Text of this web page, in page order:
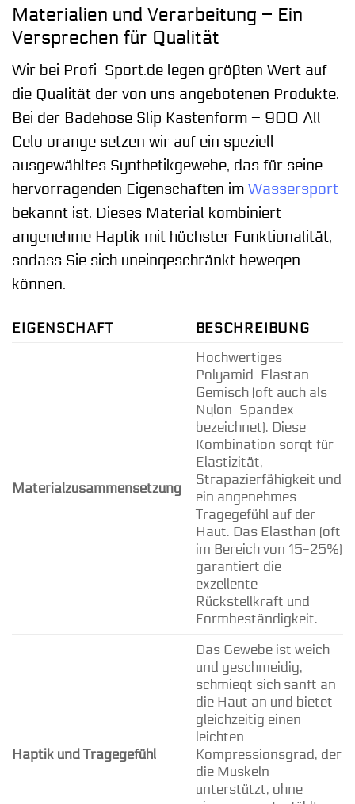
Materialien und Verarbeitung – Ein
Versprechen für Qualität
Wir bei Profi-Sport.de legen größten Wert auf
die Qualität der von uns angebotenen Produkte.
Bei der Badehose Slip Kastenform – 900 All
Celo orange setzen wir auf ein speziell
ausgewähltes Synthetikgewebe, das für seine
hervorragenden Eigenschaften im Wassersport
bekannt ist. Dieses Material kombiniert
angenehme Haptik mit höchster Funktionalität,
sodass Sie sich uneingeschränkt bewegen
können.
EIGENSCHAFT BESCHREIBUNG
Materialzusammensetzung
Hochwertiges
Polyamid-Elastan-
Gemisch (oft auch als
Nylon-Spandex
bezeichnet). Diese
Kombination sorgt für
Elastizität,
Strapazierfähigkeit und
ein angenehmes
Tragegefühl auf der
Haut. Das Elasthan (oft
im Bereich von 15-25%)
garantiert die
exzellente
Rückstellkraft und
Formbeständigkeit.
Haptik und Tragegefühl
Das Gewebe ist weich
und geschmeidig,
schmiegt sich sanft an
die Haut an und bietet
gleichzeitig einen
leichten
Kompressionsgrad, der
die Muskeln
unterstützt, ohne